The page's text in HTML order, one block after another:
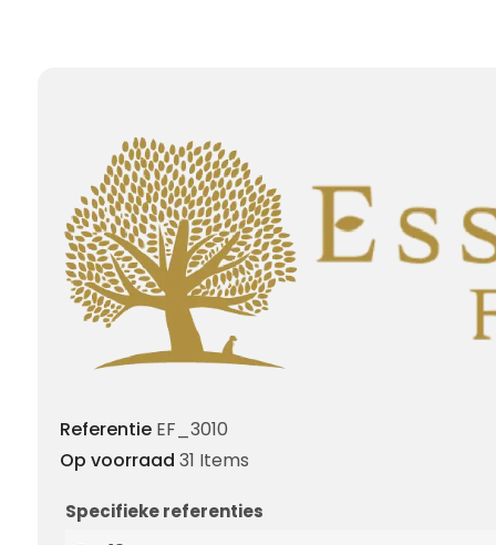
Referentie EF_3010
Op voorraad 31 Items
Specifieke referenties